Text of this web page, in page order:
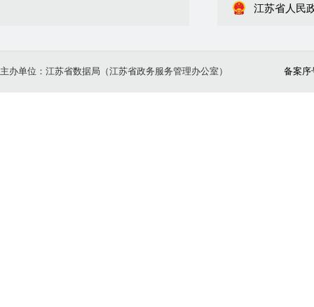
江苏省人民
主办单位：江苏省数据局（江苏省政务服务管理办公室） 备案序